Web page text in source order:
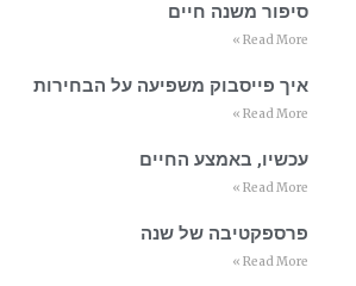
סיפור משנה חיים
Read More »
איך פייסבוק משפיעה על הבחירות
Read More »
עכשיו, באמצע החיים
Read More »
פרספקטיבה של שנה
Read More »